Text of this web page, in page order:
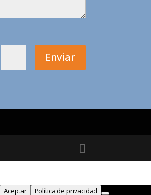
Enviar
Aceptar Política de privacidad